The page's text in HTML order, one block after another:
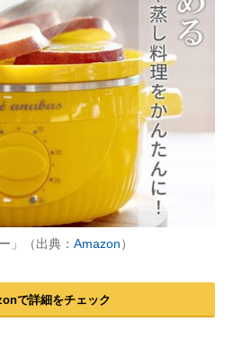
」（出典： Amazon）
で詳細をチェック